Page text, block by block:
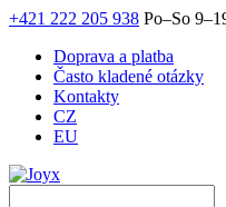
+421 222 205 938 Po–So
Doprava a platba
Často kladené otázky
Kontakty
CZ
EU